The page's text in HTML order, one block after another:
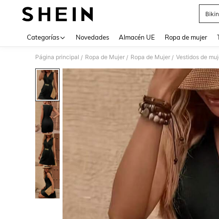
Categorías Novedades Almacén UE Ropa de mujer
Página principal / Ropa de Mujer / Ropa de Mujer / Vestidos de